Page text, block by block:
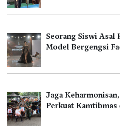
Seorang Siswi Asal
Model Bergengsi
Jaga
Perkuat Kamtibmas